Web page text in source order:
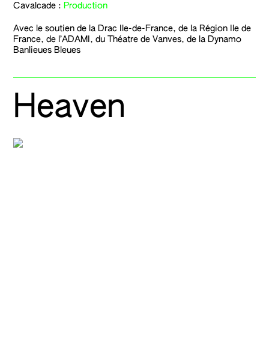
Cavalcade : Production
Avec le soutien de la Drac Ile-de-France, de la Région Ile de
France, de l’ADAMI, du Théatre de Vanves, de la Dynamo
Banlieues Bleues
Heaven